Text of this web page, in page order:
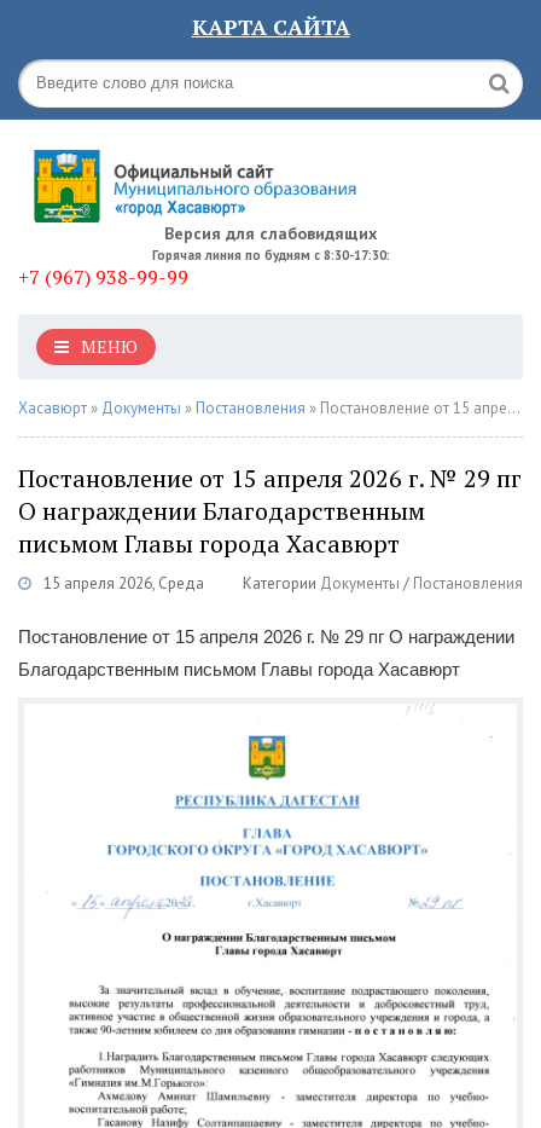
КАРТА САЙТА
Версия для слабовидящих
Горячая линия по будням с 8:30-17:30:
+7 (967) 938-99-99
МЕНЮ
Хасавюрт » Документы » Постановления » Постановление от 15 апреля 2026 г. № 29 пг О награждении Благодарственным письмом Главы города Хасавюрт
Постановление от 15 апреля 2026 г. № 29 пг
О награждении Благодарственным
письмом Главы города Хасавюрт
15 апреля 2026, Среда Категории Документы / Постановления
Постановление от 15 апреля 2026 г. № 29 пг О награждении
Благодарственным письмом Главы города Хасавюрт